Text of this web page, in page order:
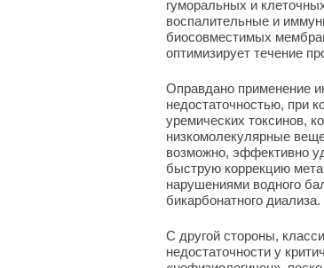
гуморальных и
воспалительные и
биосовместимых
оптимизирует течение
Оправдано применение
недостаточностью, при
уремических токсинов,
низкомолекулярные
возможно, эффективно
быструю коррекцию
нарушениями водного
бикарбонатного диализа.
С другой стороны,
недостаточности у